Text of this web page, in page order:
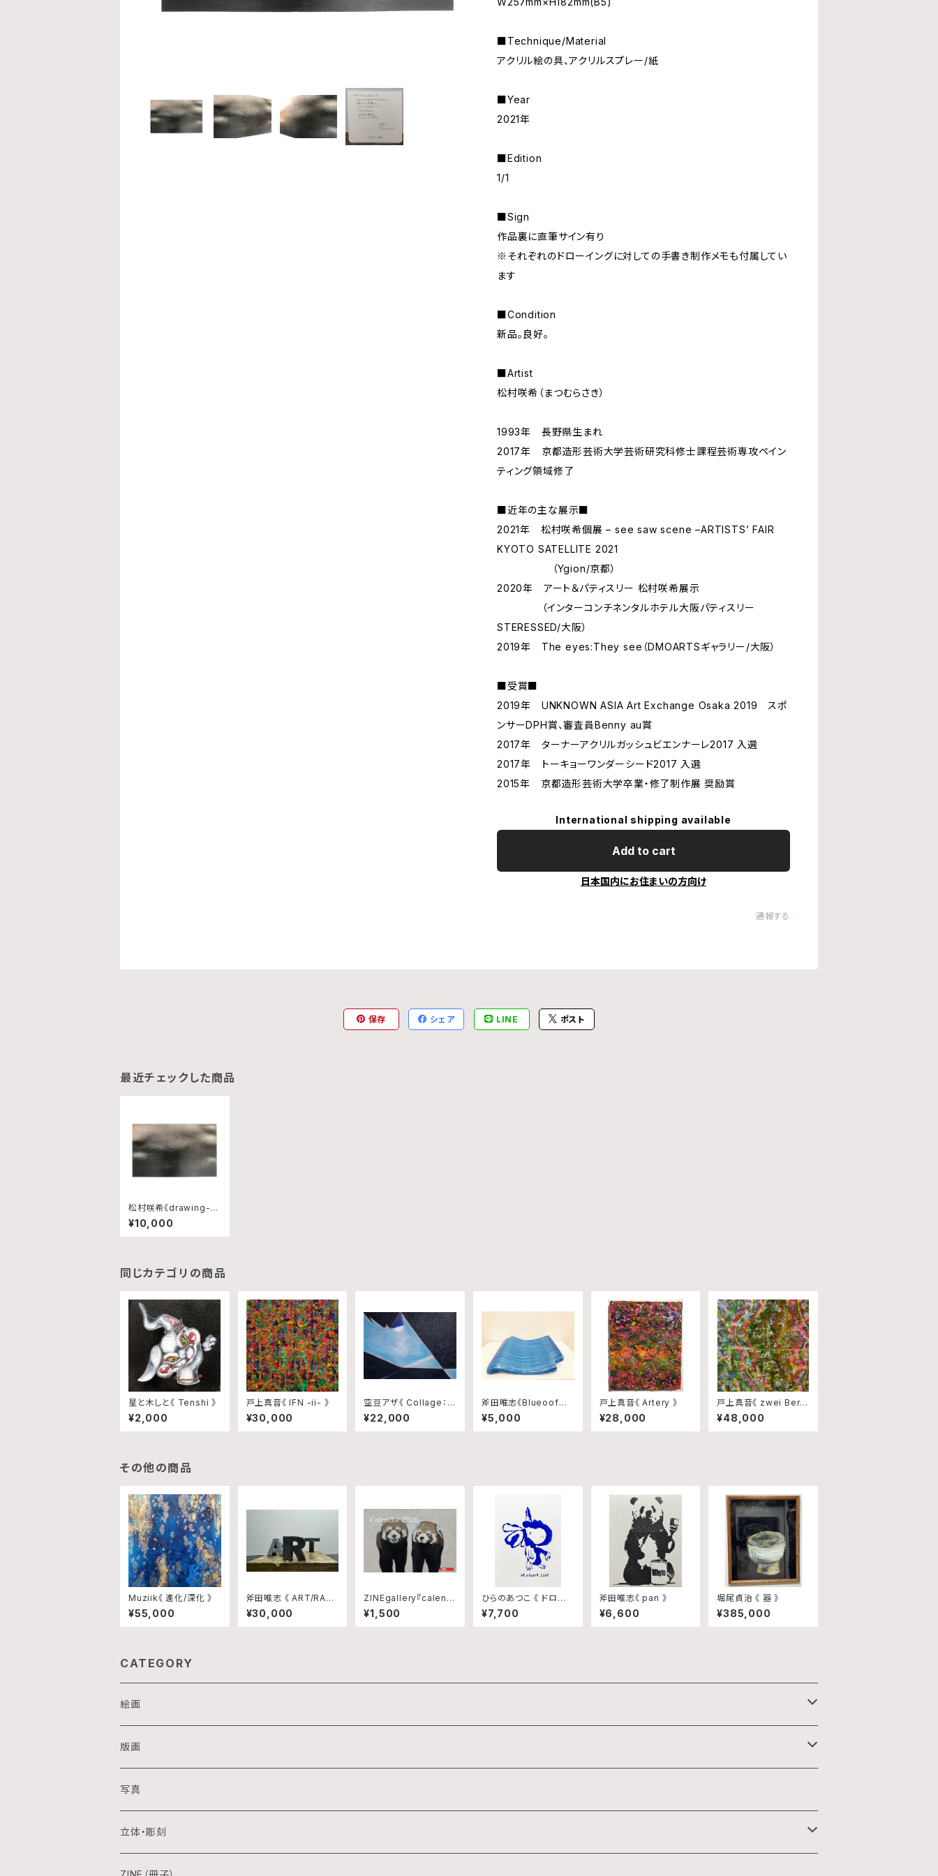
■Technique/Material
アクリル絵の具、アクリルスプレー/紙
■Year
2021年
■Edition
1/1
■Sign
作品裏に直筆サイン有り
※それぞれのドローイングに対しての手書き制作メモも付属してい
ます
■Condition
新品。良好。
■Artist
松村咲希（まつむらさき）
1993年 長野県生まれ
2017年 京都造形芸術大学芸術研究科修士課程芸術専攻ペイン
ティング領域修了
■近年の主な展示■
2021年 松村咲希個展 – see saw scene –ARTISTS’ FAIR
KYOTO SATELLITE 2021
（Ygion/京都）
2020年 アート＆パティスリー 松村咲希展示
（インターコンチネンタルホテル大阪パティスリー
STERESSED/大阪）
2019年 The eyes:They see（DMOARTSギャラリー/大阪）
■受賞■
2019年 UNKNOWN ASIA Art Exchange Osaka 2019 スポ
ンサーDPH賞、審査員Benny au賞
2017年 ターナーアクリルガッシュビエンナーレ2017 入選
2017年 トーキョーワンダーシード2017 入選
2015年 京都造形芸術大学卒業・修了制作展 奨励賞
International shipping available
Add to cart
日本国内にお住まいの方向け
通報する
保存 シェア LINE ポスト
最近チェックした商品
松村咲希《drawing-w
rinkles-10》
¥10,000
同じカテゴリの商品
星と木しと《 Tenshi 》
¥2,000
戸上真音《 IFN -ii- 》
¥30,000
空豆アザ《 Collage：Bl
ink,Trace and Rhyth
m No.10 》
¥22,000
斧田唯志《Blueoof〜
世界の真ん中で輝いた
日本政府から千葉県民
へ贈り物〜》
¥5,000
戸上真音《 Artery 》
¥28,000
戸上真音《 zwei Berg
e 》
¥48,000
その他の商品
Muziik《 進化/深化 》
¥55,000
斧田唯志 《 ART/RAT
》
¥30,000
ZINEgallery『calend
ar-2026』修正版
¥1,500
ひらのあつこ 《 ドロー
イング/No.66 》
¥7,700
斧田唯志《 pan 》
¥6,600
堀尾貞治 《 器 》
¥385,000
CATEGORY
絵画
油画
アクリル画
日本画
水彩画
版画
銅版画
木版画
シルクスクリーン
写真
立体・彫刻
陶芸